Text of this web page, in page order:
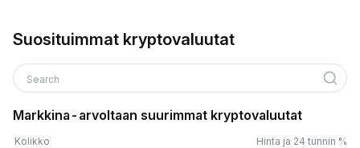
Suosituimmat kryptovaluutat
Search
Markkina-arvoltaan suurimmat kryptovaluutat
Kolikko Hinta ja 24 tunnin %